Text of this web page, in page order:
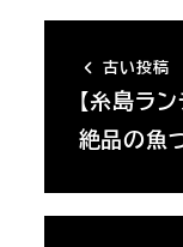
古い投稿
【糸島ラ
絶品の魚